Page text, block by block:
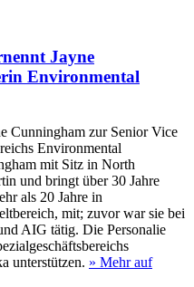
Jayne
Environmental
Cunningham zur Senior Vice
Environmental
mit Sitz in North
und bringt über 30 Jahre
als 20 Jahre in
mit; zuvor war sie bei
AIG tätig. Die Personalie
unterstützen. » Mehr auf